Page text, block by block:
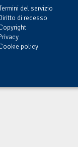
del servizio
di recesso
policy